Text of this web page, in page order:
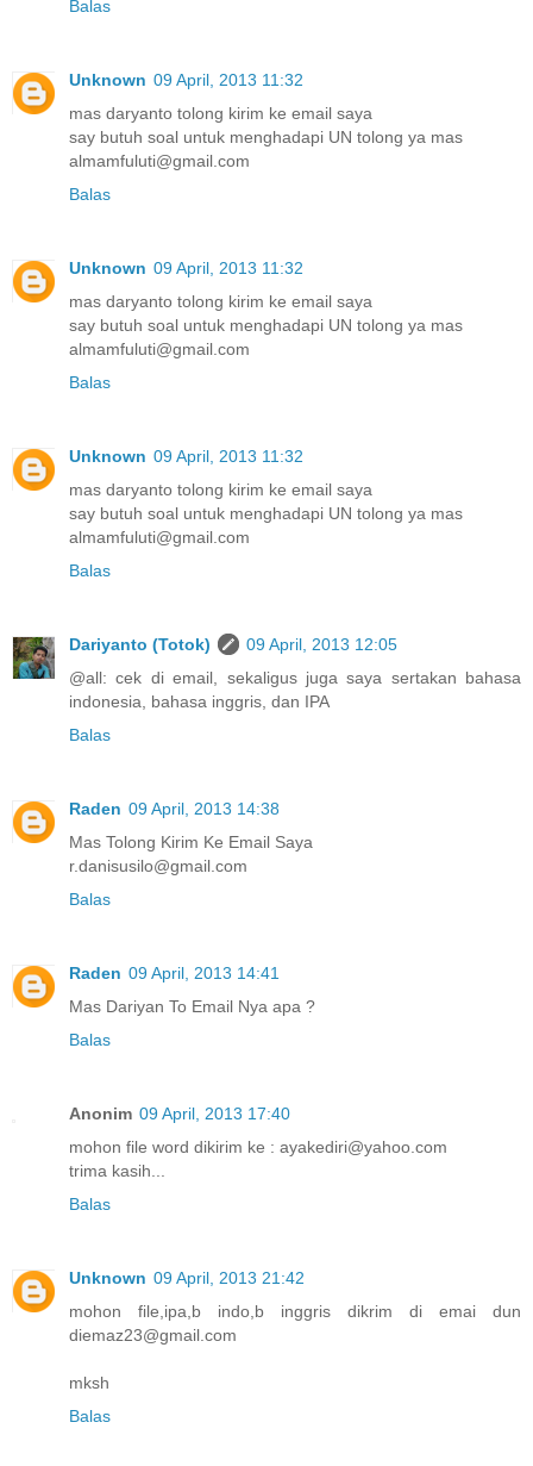
Balas
Unknown 09 April, 2013 11:32
mas daryanto tolong kirim ke email saya
say butuh soal untuk menghadapi UN tolong ya mas
almamfuluti@gmail.com
Balas
Unknown 09 April, 2013 11:32
mas daryanto tolong kirim ke email saya
say butuh soal untuk menghadapi UN tolong ya mas
almamfuluti@gmail.com
Balas
Unknown 09 April, 2013 11:32
mas daryanto tolong kirim ke email saya
say butuh soal untuk menghadapi UN tolong ya mas
almamfuluti@gmail.com
Balas
Dariyanto (Totok)
09 April, 2013 12:05
@all: cek di email, sekaligus juga saya sertakan bahasa
indonesia, bahasa inggris, dan IPA
Balas
Raden 09 April, 2013 14:38
Mas Tolong Kirim Ke Email Saya
r.danisusilo@gmail.com
Balas
Raden 09 April, 2013 14:41
Mas Dariyan To Email Nya apa ?
Balas
Anonim 09 April, 2013 17:40
mohon file word dikirim ke : ayakediri@yahoo.com
trima kasih...
Balas
Unknown 09 April, 2013 21:42
mohon file,ipa,b indo,b inggris dikrim di emai dun
diemaz23@gmail.com
mksh
Balas